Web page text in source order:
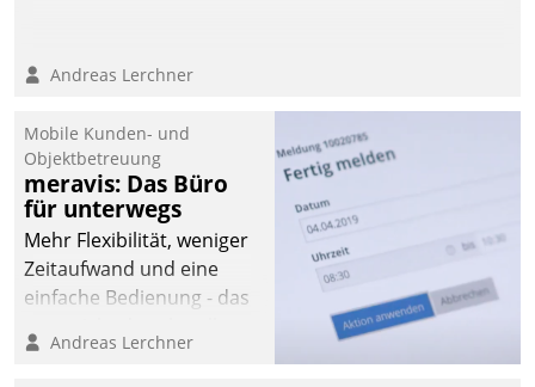
Andreas Lerchner
Mobile Kunden- und
Objektbetreuung
meravis: Das Büro
für unterwegs
Mehr Flexibilität, weniger
Zeitaufwand und eine
einfache Bedienung - das
Cockpit für mobile
Andreas Lerchner